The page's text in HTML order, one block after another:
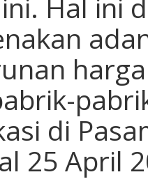
Hal ini
di
25 April